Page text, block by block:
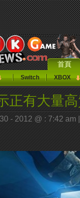
首頁
Switch XBOX
正有大量
- 2012 @ : 7:42 am |